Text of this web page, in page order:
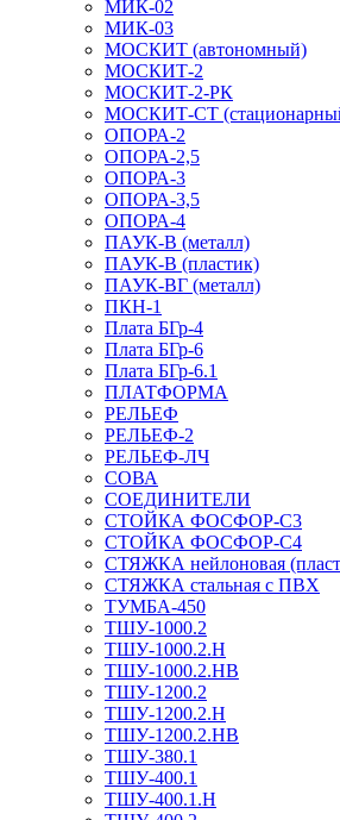
МИК-02
МИК-03
МОСКИТ (автономный)
МОСКИТ-2
МОСКИТ-2-РК
МОСКИТ-СТ
ОПОРА-2
ОПОРА-2,5
ОПОРА-3
ОПОРА-3,5
ОПОРА-4
ПАУК-В (металл)
ПАУК-В (пластик)
ПАУК-ВГ (металл)
ПКН-1
Плата БГр-4
Плата БГр-6
Плата БГр-6.1
ПЛАТФОРМА
РЕЛЬЕФ
РЕЛЬЕФ-2
РЕЛЬЕФ-ЛЧ
СОВА
СОЕДИНИТЕЛИ
СТОЙКА ФОСФОР-С3
СТОЙКА ФОСФОР-С4
СТЯЖКА нейлоновая
СТЯЖКА стальная с ПВХ
ТУМБА-450
ТШУ-1000.2
ТШУ-1000.2.Н
ТШУ-1000.2.НВ
ТШУ-1200.2
ТШУ-1200.2.Н
ТШУ-1200.2.НВ
ТШУ-380.1
ТШУ-400.1
ТШУ-400.1.Н